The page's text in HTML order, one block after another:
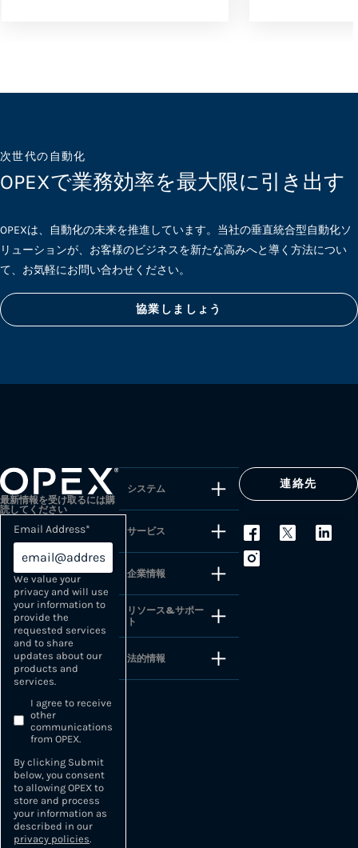
次世代の自動化
OPEXで業務効率を最大限に引き出す
OPEXは、自動化の未来を推進しています。当社の垂直統合型自動化ソ
リューションが、お客様のビジネスを新たな高みへと導く方法につい
て、お気軽にお問い合わせください。
協業しましょう
最新情報を受け取るには購
読してください
Email Address*
We value your
privacy and will use
your information to
provide the
requested services
and to share
updates about our
products and
services.
I agree to receive
other
communications
from OPEX.
By clicking Submit
below, you consent
to allowing OPEX to
store and process
your information as
described in our
privacy policies.
システム
サービス
企業情報
リソース&サポー
ト
法的情報
連絡先